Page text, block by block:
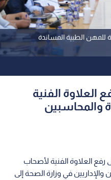
للمهن الطبية المساندة
العلاوة الفنية
والمحاسبين
رفع العلاوة الفنية لأصحاب
والإداريين في وزارة الصحة إلى